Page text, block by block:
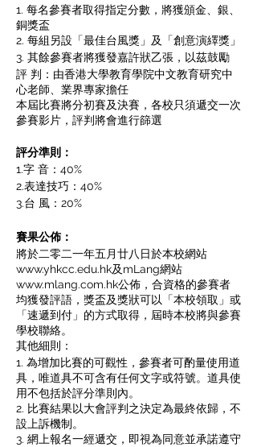
1. 每名參賽者取得指定分數，將獲頒金、銀、
銅獎盃
2. 每組另設「最佳台風獎」及「創意演繹獎」
3. 其餘參賽者將獲發嘉許狀乙張，以茲鼓勵
評 判：由香港大學教育學院中文教育研究中
心老師、業界專家擔任
本屆比賽將分初賽及決賽，各校只須遞交一次
參賽影片，評判將會進行篩選
評分準則：
1.字 音：40%
2.表達技巧：40%
3.台 風：20%
賽果公佈：
將於二零二一年五月廿八日於本校網站
www.yhkcc.edu.hk及mLang網站
www.mlang.com.hk公佈，合資格的參賽者
均獲發評語，獎盃及獎狀可以「本校領取」或
「速遞到付」的方式取得，屆時本校將與參賽
學校聯絡。
其他細則：
1. 為增加比賽的可觀性，參賽者可酌量使用道
具，唯道具不可含有任何文字或符號。道具使
用不包括於評分準則內。
2. 比賽結果以大會評判之決定為最終依歸，不
設上訴機制。
3. 網上報名一經遞交，即視為同意並承諾遵守